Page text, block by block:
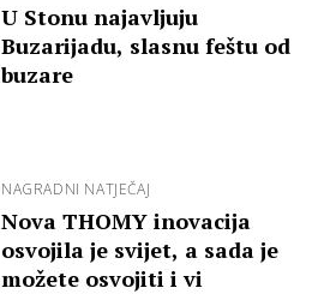
U Stonu najavljuju
Buzarijadu, slasnu feštu od
buzare
NAGRADNI NATJEČAJ
Nova THOMY inovacija
osvojila je svijet, a sada je
možete osvojiti i vi